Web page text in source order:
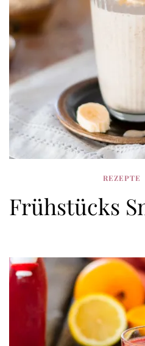
REZEPTE
Frühstücks